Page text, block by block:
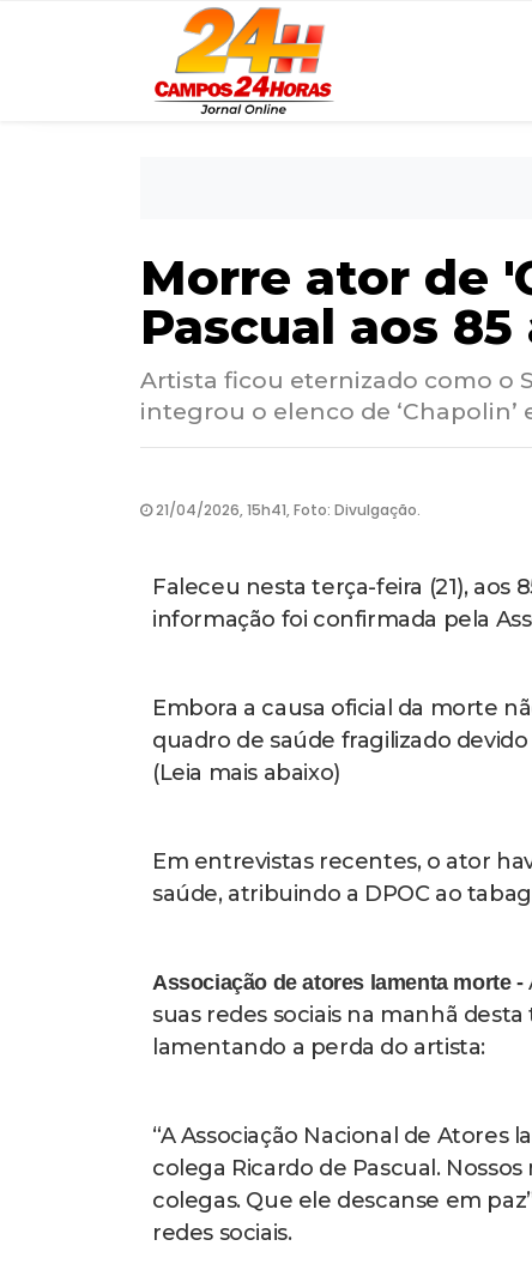
Morre ator de
Pascual aos 85
Artista ficou eternizado como o
integrou o elenco de ‘Chapolin’
21/04/2026, 15h41, Foto: Divulgação.
Faleceu nesta terça-feira (21), aos
informação foi confirmada pela
Embora a causa oficial da morte
quadro de saúde fragilizado
(Leia mais abaixo)
Em entrevistas recentes, o ator
saúde, atribuindo a DPOC ao
Associação de atores lamenta morte -
suas redes sociais na manhã
lamentando a perda do artista:
“A Associação Nacional de
colega Ricardo de Pascual.
colegas. Que ele descanse em
redes sociais.